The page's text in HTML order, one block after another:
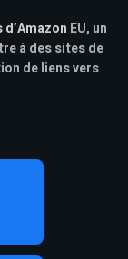
EU, un
à des sites de
de liens vers